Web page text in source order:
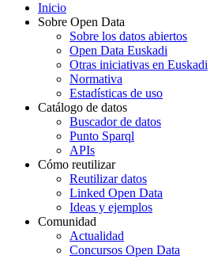
Inicio
Sobre Open Data
Sobre los datos abiertos
Open Data Euskadi
Otras iniciativas en Euskadi
Normativa
Estadísticas de uso
Catálogo de datos
Buscador de datos
Punto Sparql
APIs
Cómo reutilizar
Reutilizar datos
Linked Open Data
Ideas y ejemplos
Comunidad
Actualidad
Concursos Open Data